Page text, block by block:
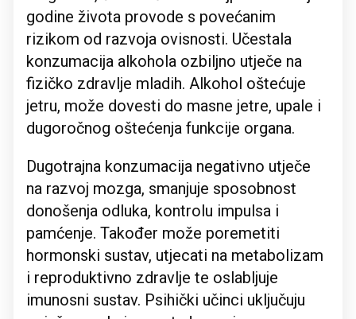
godine života provode s povećanim
rizikom od razvoja ovisnosti. Učestala
konzumacija alkohola ozbiljno utječe na
fizičko zdravlje mladih. Alkohol oštećuje
jetru, može dovesti do masne jetre, upale i
dugoročnog oštećenja funkcije organa.
Dugotrajna konzumacija negativno utječe
na razvoj mozga, smanjuje sposobnost
donošenja odluka, kontrolu impulsa i
pamćenje. Također može poremetiti
hormonski sustav, utjecati na metabolizam
i reproduktivno zdravlje te oslabljuje
imunosni sustav. Psihički učinci uključuju